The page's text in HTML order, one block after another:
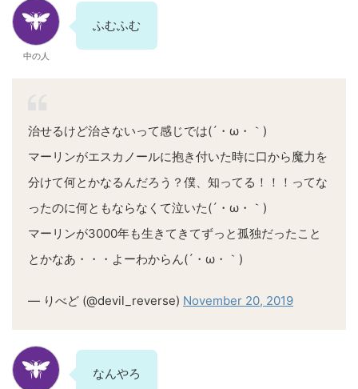
中の人
ふむふむ
治せるけど治さないって感じでは(´・ω・｀)
マーリンがエスカノールに抱き付いた時に口から魔力を
分けて何とかなるんだろう？僕、知ってる！！！ってな
ったのに何ともならなくて泣いた(´・ω・｀)
マーリンが3000年も生きてきてずっと孤独だったこと
とかなあ・・・よーわからん(´・ω・｀)
— りべど (@devil_reverse) November 20, 2019
なんやろ